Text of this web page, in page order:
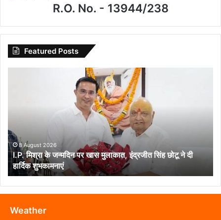
R.O. No. - 13944/238
Featured Posts
मुलाकात,
इंद्रजीत
सिंह
छोटू
ने
दी
हार्दिक
शुभकामनाएं
8 August 2026
I.P. मिश्रा के जन्मदिन पर खास मुलाकात, इंद्रजीत सिंह छोटू ने दी
हार्दिक शुभकामनाएं
Weather